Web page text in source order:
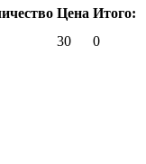
Цена Итого:
30
0